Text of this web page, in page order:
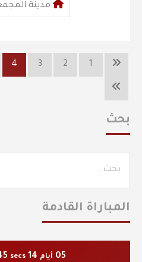
مدينة
1
2
3
4
بحث
المباراة القادمة
05 أيام 14
secs